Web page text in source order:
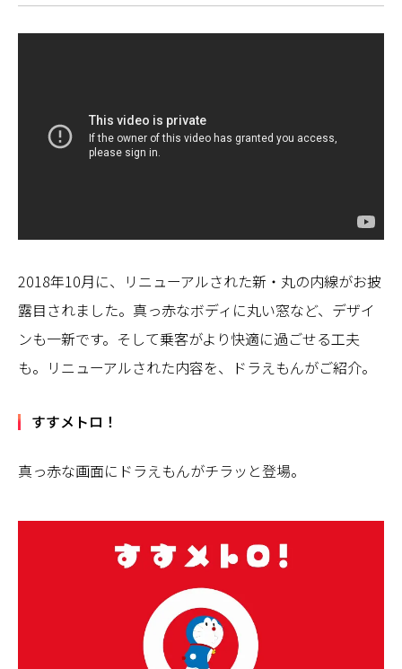
2018年10月に、リニューアルされた新・丸の内線がお披
露目されました。真っ赤なボディに丸い窓など、デザイ
ンも一新です。そして乗客がより快適に過ごせる工夫
も。リニューアルされた内容を、ドラえもんがご紹介。
すすメトロ！
真っ赤な画面にドラえもんがチラッと登場。